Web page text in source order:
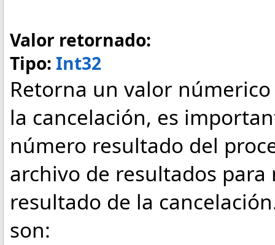
Valor retornado:
Tipo: Int32
Retorna un valor
la cancelación, es
número resultado del
archivo de resultados
resultado de la
son: